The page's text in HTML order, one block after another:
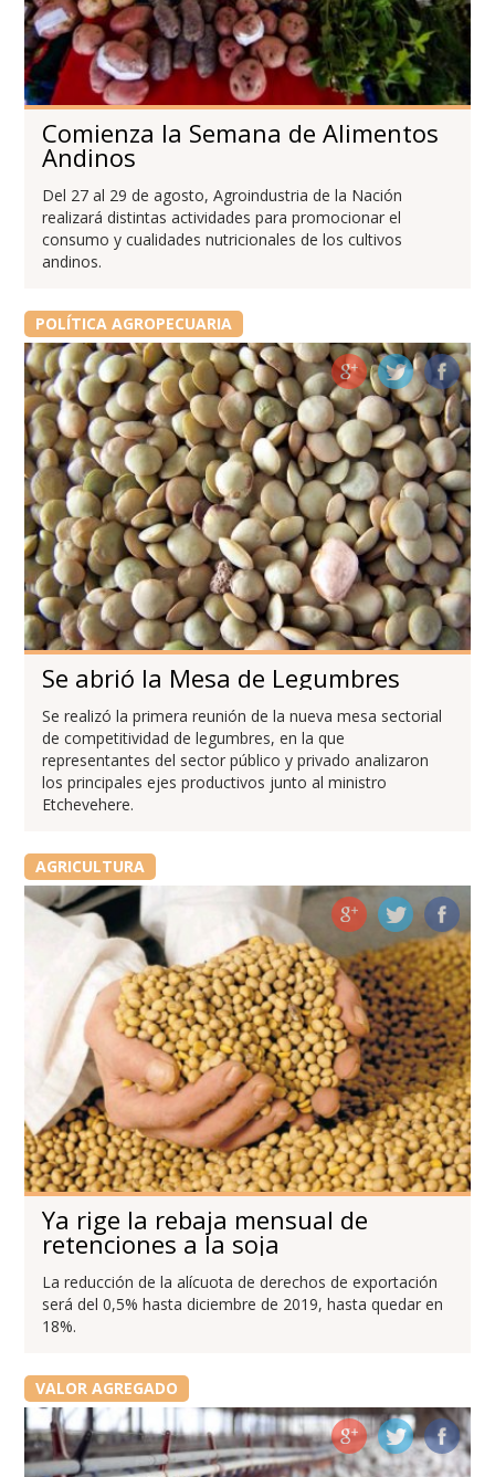
Comienza la Semana de Alimentos
Andinos
Del 27 al 29 de agosto, Agroindustria de la Nación
realizará distintas actividades para promocionar el
consumo y cualidades nutricionales de los cultivos
andinos.
POLÍTICA AGROPECUARIA
Se abrió la Mesa de Legumbres
Se realizó la primera reunión de la nueva mesa sectorial
de competitividad de legumbres, en la que
representantes del sector público y privado analizaron
los principales ejes productivos junto al ministro
Etchevehere.
AGRICULTURA
Ya rige la rebaja mensual de
retenciones a la soja
La reducción de la alícuota de derechos de exportación
será del 0,5% hasta diciembre de 2019, hasta quedar en
18%.
VALOR AGREGADO